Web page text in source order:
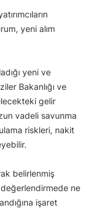
yeni alım
yeni ve
Bakanlığı ve
gelir
vadeli savunma
riskleri, nakit
belirlenmiş
değerlendirmede ne
işaret